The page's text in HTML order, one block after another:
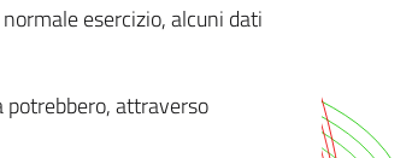
esercizio, alcuni dati
attraverso